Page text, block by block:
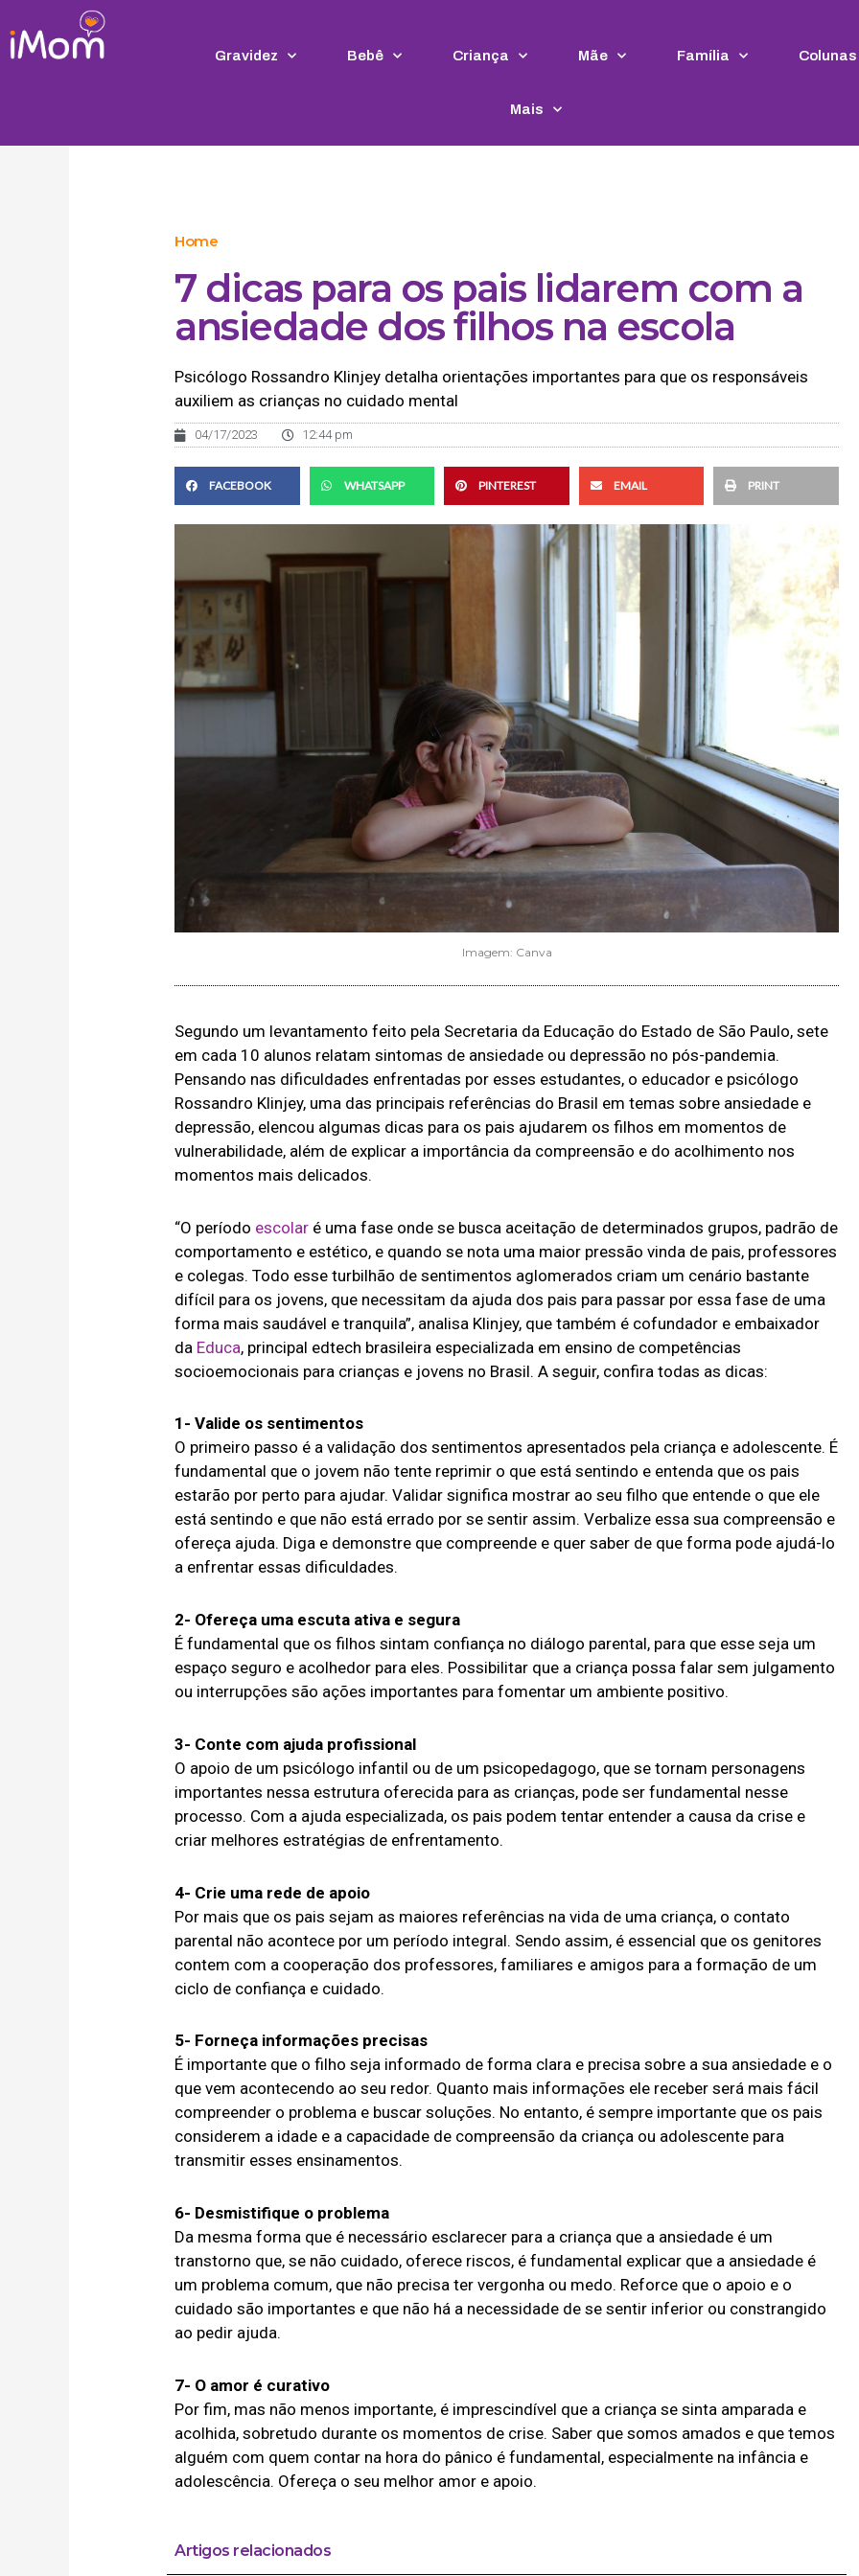
para
Gravidez Bebê Criança Mãe Família Colunas
Mais
Home
7 dicas para os pais lidarem com a
ansiedade dos filhos na escola
Psicólogo Rossandro Klinjey detalha orientações importantes para que os responsáveis
auxiliem as crianças no cuidado mental
04/17/2023 12:44 pm
FACEBOOK WHATSAPP PINTEREST EMAIL PRINT
Imagem: Canva
Segundo um levantamento feito pela Secretaria da Educação do Estado de São Paulo, sete
em cada 10 alunos relatam sintomas de ansiedade ou depressão no pós-pandemia.
Pensando nas dificuldades enfrentadas por esses estudantes, o educador e psicólogo
Rossandro Klinjey, uma das principais referências do Brasil em temas sobre ansiedade e
depressão, elencou algumas dicas para os pais ajudarem os filhos em momentos de
vulnerabilidade, além de explicar a importância da compreensão e do acolhimento nos
momentos mais delicados.
“O período escolar é uma fase onde se busca aceitação de determinados grupos, padrão de
comportamento e estético, e quando se nota uma maior pressão vinda de pais, professores
e colegas. Todo esse turbilhão de sentimentos aglomerados criam um cenário bastante
difícil para os jovens, que necessitam da ajuda dos pais para passar por essa fase de uma
forma mais saudável e tranquila”, analisa Klinjey, que também é cofundador e embaixador
da Educa, principal edtech brasileira especializada em ensino de competências
socioemocionais para crianças e jovens no Brasil. A seguir, confira todas as dicas:
1- Valide os sentimentos
O primeiro passo é a validação dos sentimentos apresentados pela criança e adolescente. É
fundamental que o jovem não tente reprimir o que está sentindo e entenda que os pais
estarão por perto para ajudar. Validar significa mostrar ao seu filho que entende o que ele
está sentindo e que não está errado por se sentir assim. Verbalize essa sua compreensão e
ofereça ajuda. Diga e demonstre que compreende e quer saber de que forma pode ajudá-lo
a enfrentar essas dificuldades.
2- Ofereça uma escuta ativa e segura
É fundamental que os filhos sintam confiança no diálogo parental, para que esse seja um
espaço seguro e acolhedor para eles. Possibilitar que a criança possa falar sem julgamento
ou interrupções são ações importantes para fomentar um ambiente positivo.
3- Conte com ajuda profissional
O apoio de um psicólogo infantil ou de um psicopedagogo, que se tornam personagens
importantes nessa estrutura oferecida para as crianças, pode ser fundamental nesse
processo. Com a ajuda especializada, os pais podem tentar entender a causa da crise e
criar melhores estratégias de enfrentamento.
4- Crie uma rede de apoio
Por mais que os pais sejam as maiores referências na vida de uma criança, o contato
parental não acontece por um período integral. Sendo assim, é essencial que os genitores
contem com a cooperação dos professores, familiares e amigos para a formação de um
ciclo de confiança e cuidado.
5- Forneça informações precisas
É importante que o filho seja informado de forma clara e precisa sobre a sua ansiedade e o
que vem acontecendo ao seu redor. Quanto mais informações ele receber será mais fácil
compreender o problema e buscar soluções. No entanto, é sempre importante que os pais
considerem a idade e a capacidade de compreensão da criança ou adolescente para
transmitir esses ensinamentos.
6- Desmistifique o problema
Da mesma forma que é necessário esclarecer para a criança que a ansiedade é um
transtorno que, se não cuidado, oferece riscos, é fundamental explicar que a ansiedade é
um problema comum, que não precisa ter vergonha ou medo. Reforce que o apoio e o
cuidado são importantes e que não há a necessidade de se sentir inferior ou constrangido
ao pedir ajuda.
7- O amor é curativo
Por fim, mas não menos importante, é imprescindível que a criança se sinta amparada e
acolhida, sobretudo durante os momentos de crise. Saber que somos amados e que temos
alguém com quem contar na hora do pânico é fundamental, especialmente na infância e
adolescência. Ofereça o seu melhor amor e apoio.
Artigos relacionados